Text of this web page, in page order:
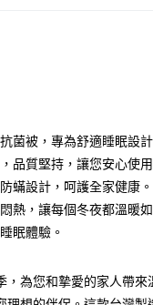
率 每期 NT$1,460
業銀行
第
行
彰
業銀行
兆
業銀行
）商業銀行
行
遠
率 每期NT$730
業銀行
第
行
彰
蓄銀行
業銀行
）商業銀行
華
行
遠
菌被，專為舒適睡眠設計
品質堅持，讓您安心使用
蟎設計，呵護全家健康。
熱，讓每個冬夜都溫暖如
眠體驗。
，為您和摯愛的家人帶來